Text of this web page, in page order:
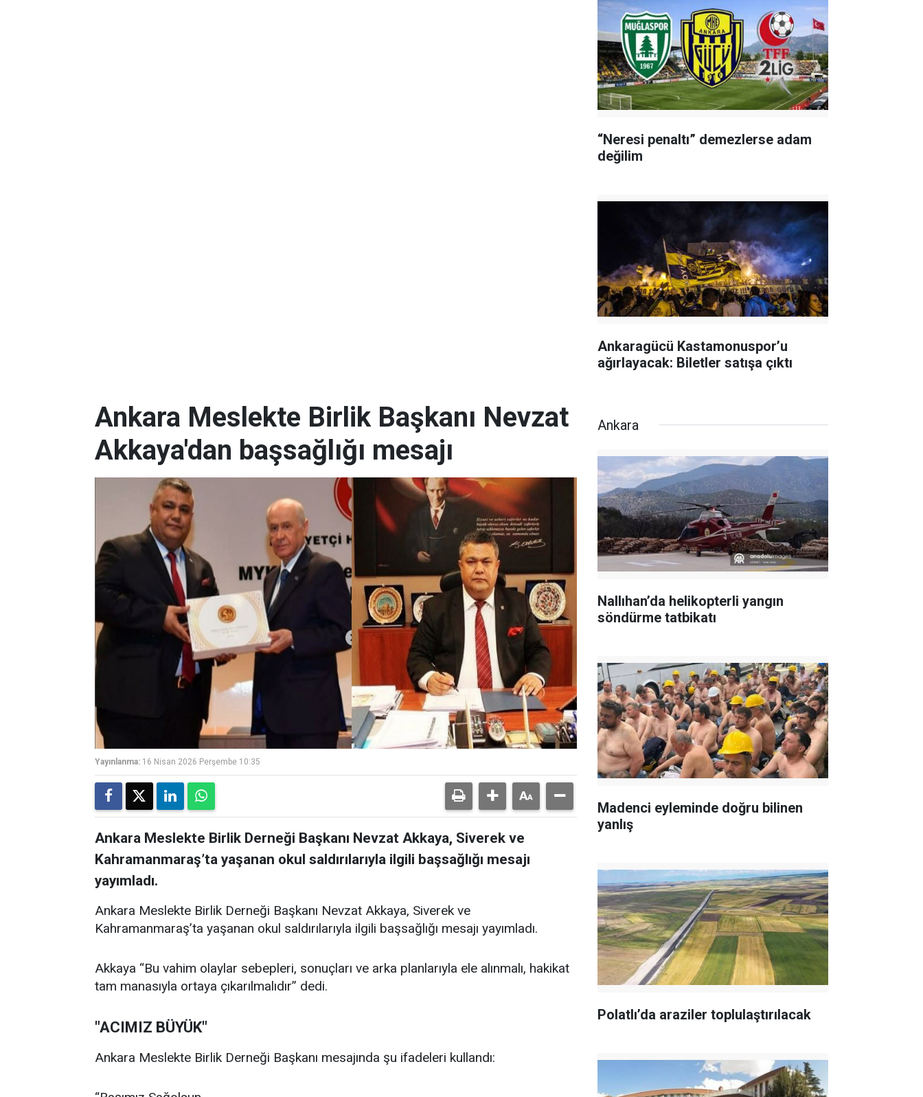
“Neresi penaltı” demezlerse adam
değilim
Ankaragücü Kastamonuspor’u
ağırlayacak: Biletler satışa çıktı
Ankara Meslekte Birlik Başkanı Nevzat
Akkaya'dan başsağlığı mesajı
Yayınlanma: 16 Nisan 2026 Perşembe 10:35
Ankara Meslekte Birlik Derneği Başkanı Nevzat Akkaya, Siverek ve
Kahramanmaraş’ta yaşanan okul saldırılarıyla ilgili başsağlığı mesajı
yayımladı.
Ankara Meslekte Birlik Derneği Başkanı Nevzat Akkaya, Siverek ve
Kahramanmaraş’ta yaşanan okul saldırılarıyla ilgili başsağlığı mesajı yayımladı.
Akkaya “Bu vahim olaylar sebepleri, sonuçları ve arka planlarıyla ele alınmalı, hakikat
tam manasıyla ortaya çıkarılmalıdır” dedi.
"ACIMIZ BÜYÜK"
Ankara Meslekte Birlik Derneği Başkanı mesajında şu ifadeleri kullandı:
Ankara
Nallıhan’da helikopterli yangın
söndürme tatbikatı
Madenci eyleminde doğru bilinen
yanlış
Polatlı’da araziler toplulaştırılacak